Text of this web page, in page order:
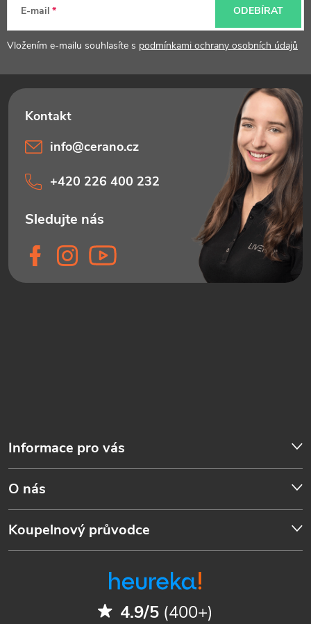
E-mail
Vložením e-mailu souhlasíte s podmínkami ochrany osobních údajů
ODEBÍRAT
Informace pro vás
O nás
Koupelnový průvodce
info@cerano.cz
+420 226 400 232
4.9/5 (400+)